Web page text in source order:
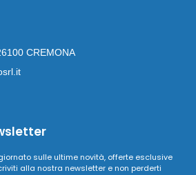
CREMONA
sulle ultime novità, offerte esclusive
alla nostra newsletter e non perderti